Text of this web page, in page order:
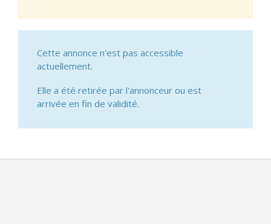
Cette annonce n'est pas accessible
actuellement.
Elle a été retirée par l'annonceur ou est
arrivée en fin de validité.